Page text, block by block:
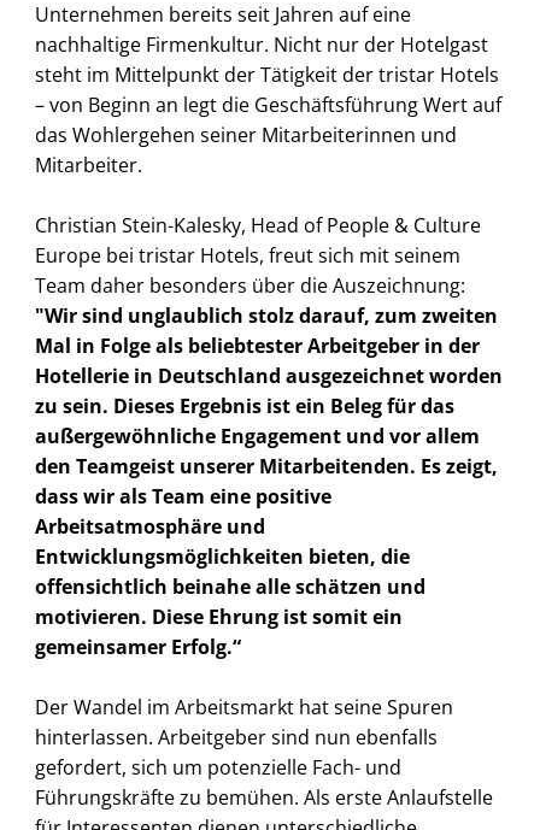
Unternehmen bereits seit Jahren auf eine
nachhaltige Firmenkultur. Nicht nur der Hotelgast
steht im Mittelpunkt der Tätigkeit der tristar Hotels
– von Beginn an legt die Geschäftsführung Wert auf
das Wohlergehen seiner Mitarbeiterinnen und
Mitarbeiter.
Christian Stein-Kalesky, Head of People & Culture
Europe bei tristar Hotels, freut sich mit seinem
Team daher besonders über die Auszeichnung:
"Wir sind unglaublich stolz darauf, zum zweiten
Mal in Folge als beliebtester Arbeitgeber in der
Hotellerie in Deutschland ausgezeichnet worden
zu sein. Dieses Ergebnis ist ein Beleg für das
außergewöhnliche Engagement und vor allem
den Teamgeist unserer Mitarbeitenden. Es zeigt,
dass wir als Team eine positive
Arbeitsatmosphäre und
Entwicklungsmöglichkeiten bieten, die
offensichtlich beinahe alle schätzen und
motivieren. Diese Ehrung ist somit ein
gemeinsamer Erfolg.“
Der Wandel im Arbeitsmarkt hat seine Spuren
hinterlassen. Arbeitgeber sind nun ebenfalls
gefordert, sich um potenzielle Fach- und
Führungskräfte zu bemühen. Als erste Anlaufstelle